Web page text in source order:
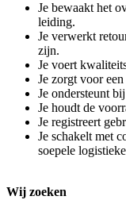
Je bewaakt het
leiding.
Je verwerkt
zijn.
Je voert
Je zorgt voor
Je ondersteunt
Je houdt de
Je registreert
Je schakelt met
soepele
Wij zoeken